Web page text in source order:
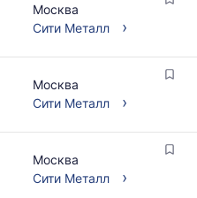
Москва
Сити Металл
›
Москва
Сити Металл
›
Москва
Сити Металл
›